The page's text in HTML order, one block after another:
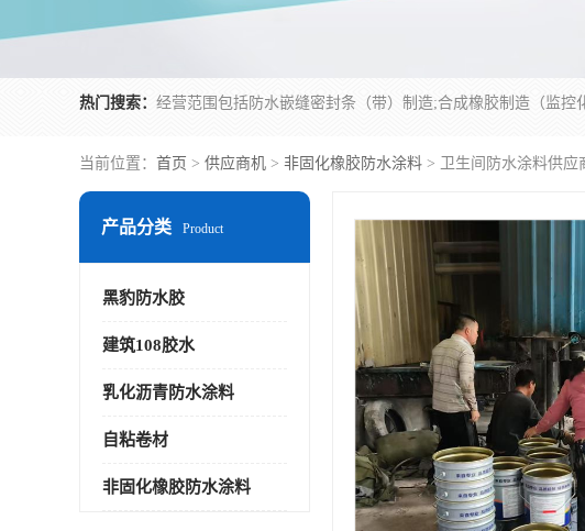
热门搜索：
当前位置： 首页 > 供应商机 > 非固化橡胶防水涂料 > 卫生间防水涂料供应
产品分类 Product
黑豹防水胶
建筑108胶水
乳化沥青防水涂料
自粘卷材
非固化橡胶防水涂料